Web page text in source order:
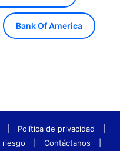
Bank Of America
Política de privacidad
riesgo Contáctanos